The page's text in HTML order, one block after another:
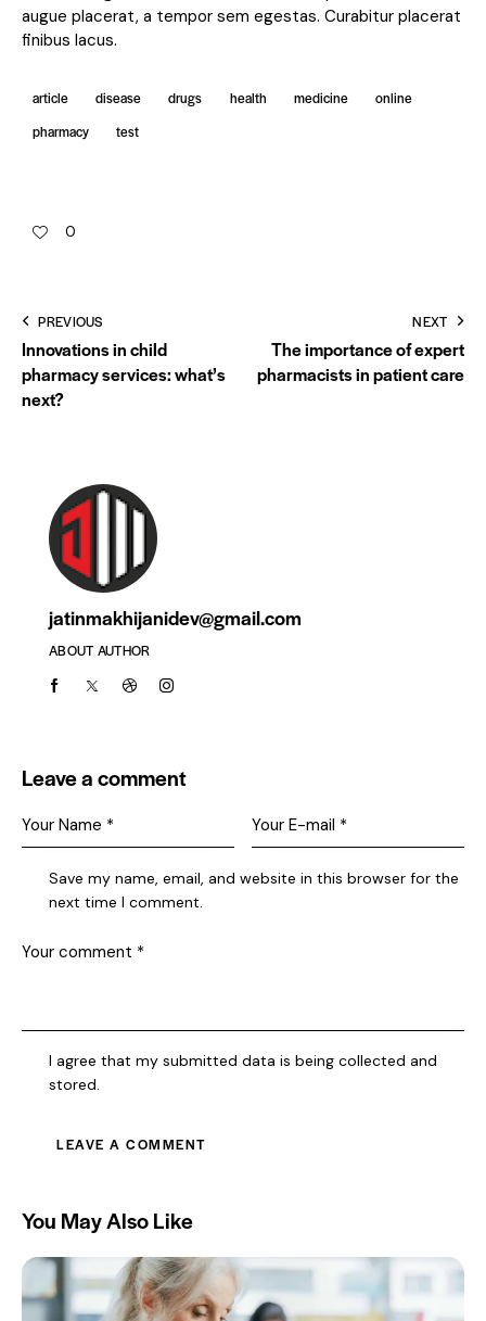
augue placerat, a tempor sem egestas. Curabitur placerat
finibus lacus.
article disease drugs health medicine
online
pharmacy
test
0
PREVIOUS
Innovations in child
pharmacy services: what’s
next?
NEXT
The importance of expert
pharmacists in patient care
jatinmakhijanidev@gmail.com
ABOUT AUTHOR
Leave a comment
Save my name, email, and website in this browser for the
next time I comment.
I agree that my submitted data is being collected and
stored.
You May Also Like